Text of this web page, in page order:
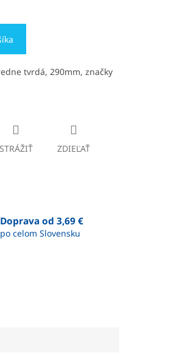
tvrdá, 290mm, značky
STRÁŽIŤ ZDIEĽAŤ
Doprava od 3,69 €
po celom Slovensku